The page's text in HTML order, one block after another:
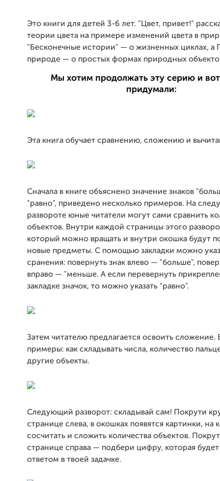
Это книги для детей 3-6 лет. "Цвет, привет!"
теории цвета на примере изменений цвета в
"Бесконечные истории" — о жизненных циклах, а
природе — о простых формах природных
Мы хотим продолжать эту серию и
придумали:
Эта книга обучает сравнению, сложению и
Сначала в книге объяснено значение знаков
"равно", приведено несколько примеров. На
развороте юные читатели могут сами сравнить
объектов. Внутри каждой страницы этого
который можно вращать и внутри окошка будут
новые предметы. С помощью закладки можно
сранения: повернуть знак влево — "больше",
вправо — "меньше. А если перевернуть
закладке значок, то можно указать "равно".
Затем читателю предлагается освоить сложение.
примеры: как складывать числа, количество
другие объекты.
Следующий разворот: складывай сам! Покрути
странице слева, в окошках появятся картинки, на
сосчитать и сложить количества объектов.
странице справа — подбери цифру, которая
ответом в твоей задачке.